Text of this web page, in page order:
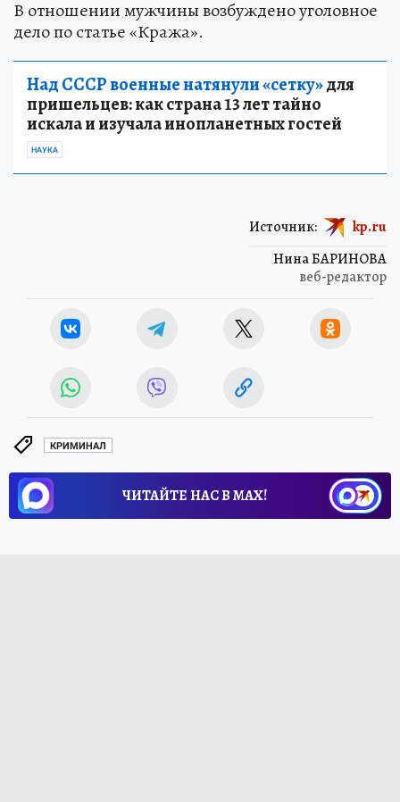
В отношении мужчины возбуждено уголовное
дело по статье «Кража».
Над СССР военные натянули «сетку»для
пришельцев: как страна 13 лет тайно
искала и изучала инопланетных гостей
НАУКА
Нина БАРИНОВА
веб-редактор
Источник: kp.ru
КРИМИНАЛ
ЧИТАЙТЕ НАС В МАХ!